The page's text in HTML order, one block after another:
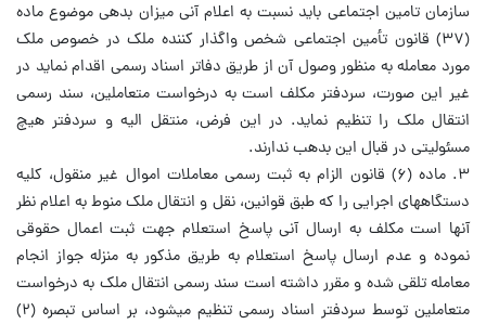
سازمان تامین اجتماعی باید نسبت به اعلام آنی میزان بدهی موضوع ماده
(۳۷) قانون تأمین اجتماعی شخص واگذار کننده ملک در خصوص ملک
مورد معامله به منظور وصول آن از طریق دفاتر اسناد رسمی اقدام نماید در
غیر این صورت، سردفتر مکلف است به درخواست متعاملین، سند رسمی
انتقال ملک را تنظیم نماید. در این فرض، منتقل الیه و سردفتر هیچ
مسئولیتی در قبال این بدهب ندارند.
۳. ماده (۶) قانون الزام به ثبت رسمی معاملات اموال غیر منقول، کلیه
دستگاههای اجرایی را که طبق قوانین، نقل و انتقال ملک منوط به اعلام نظر
آنها است مکلف به ارسال آنی پاسخ استعلام جهت ثبت اعمال حقوقی
نموده و عدم ارسال پاسخ استعلام به طریق مذکور به منزله جواز انجام
معامله تلقی شده و مقرر داشته است سند رسمی انتقال ملک به درخواست
متعاملین توسط سردفتر اسناد رسمی تنظیم میشود، بر اساس تبصره (۲)